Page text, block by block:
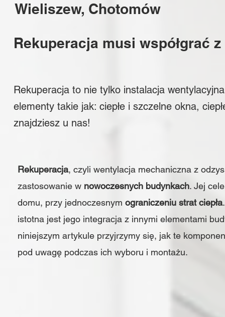
Wieliszew, Chotomów
Rekuperacja musi współgrać
Rekuperacja to nie tylko instalacja
elementy takie jak: ciepłe i szczelne okna,
znajdziesz u nas!
Rekuperacja, czyli wentylacja mechaniczna z
zastosowanie w nowoczesnych budynkach. Jej
domu, przy jednoczesnym ograniczeniu strat ciepła
istotna jest jego integracja z innymi elementami
niniejszym artykule przyjrzymy się, jak te
pod uwagę podczas ich wyboru i montażu.